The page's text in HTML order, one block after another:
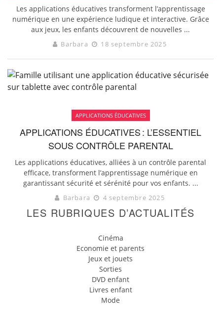
Les applications éducatives transforment l’apprentissage
numérique en une expérience ludique et interactive. Grâce
aux jeux, les enfants découvrent de nouvelles ...
Barbara 18 septembre 2025
APPLICATIONS ÉDUCATIVES
APPLICATIONS ÉDUCATIVES : L’ESSENTIEL
SOUS CONTRÔLE PARENTAL
Les applications éducatives, alliées à un contrôle parental
efficace, transforment l’apprentissage numérique en
garantissant sécurité et sérénité pour vos enfants. ...
Barbara 4 septembre 2025
LES RUBRIQUES D’ACTUALITÉS
Cinéma
Economie et parents
Jeux et jouets
Sorties
DVD enfant
Livres enfant
Mode